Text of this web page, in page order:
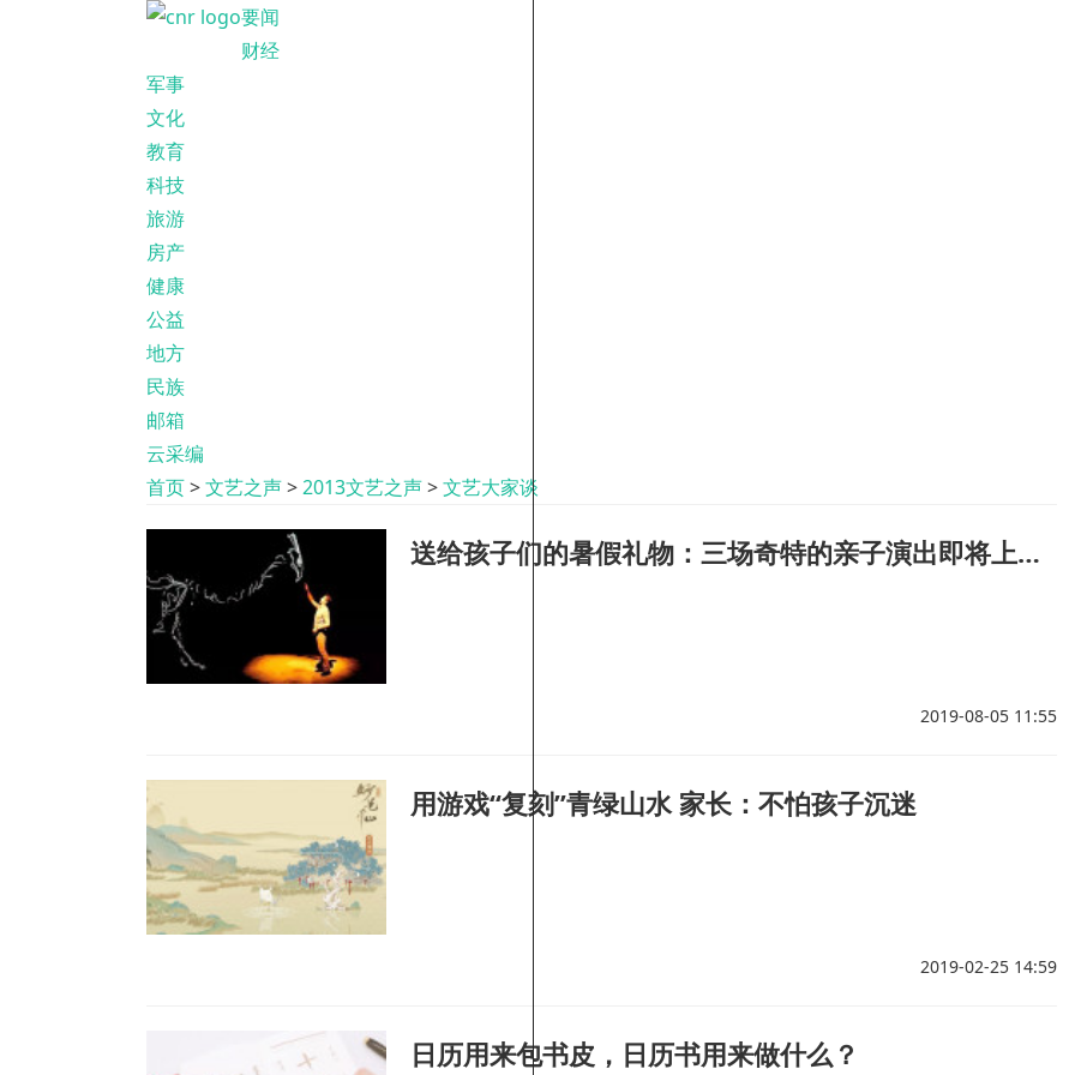
要闻
财经
军事
文化
教育
科技
旅游
房产
健康
公益
地方
民族
邮箱
云采编
首页>文艺之声>2013文艺之声>文艺大家谈
送给孩子们的暑假礼物：三场奇特的亲子演出即将上演！
2019-08-05 11:55
用游戏“复刻”青绿山水 家长：不怕孩子沉迷
2019-02-25 14:59
日历用来包书皮，日历书用来做什么？